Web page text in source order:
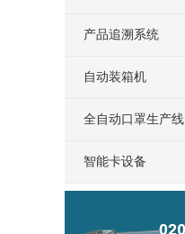
产品追溯系统
自动装箱机
全自动口罩生产线
智能卡设备